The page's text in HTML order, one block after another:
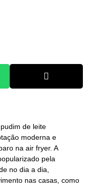
de leite
moderna e
na air fryer. A
pela
no dia a dia,
nas casas, como